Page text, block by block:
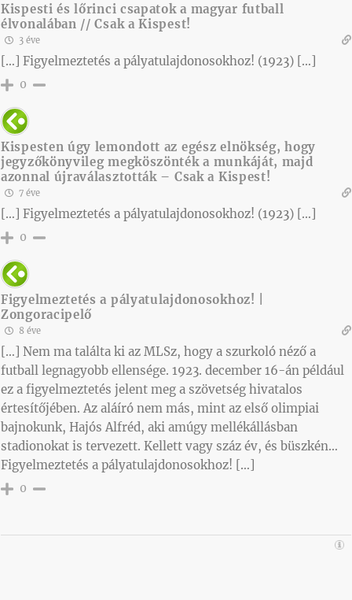
Kispesti és lőrinci csapatok a magyar futball
élvonalában // Csak a Kispest!
3 éve
[…] Figyelmeztetés a pályatulajdonosokhoz! (1923) […]
0
Kispesten úgy lemondott az egész elnökség, hogy
jegyzőkönyvileg megköszönték a munkáját, majd
azonnal újraválasztották – Csak a Kispest!
7 éve
[…] Figyelmeztetés a pályatulajdonosokhoz! (1923) […]
0
Figyelmeztetés a pályatulajdonosokhoz! |
Zongoracipelő
8 éve
[…] Nem ma találta ki az MLSz, hogy a szurkoló néző a
futball legnagyobb ellensége. 1923. december 16-án például
ez a figyelmeztetés jelent meg a szövetség hivatalos
értesítőjében. Az aláíró nem más, mint az első olimpiai
bajnokunk, Hajós Alfréd, aki amúgy mellékállásban
stadionokat is tervezett. Kellett vagy száz év, és büszkén…
Figyelmeztetés a pályatulajdonosokhoz! […]
0